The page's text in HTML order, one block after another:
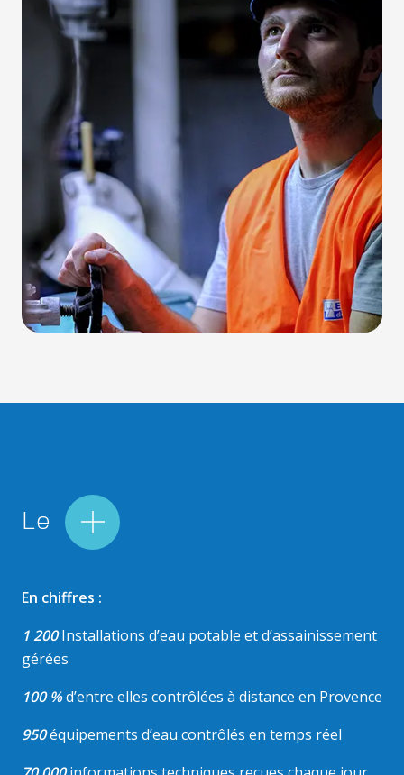
Le
En chiffres :
1 200Installations d’eau potable et d’assainissement
gérées
100 %d’entre elles contrôlées à distance en Provence
950équipements d’eau contrôlés en temps réel